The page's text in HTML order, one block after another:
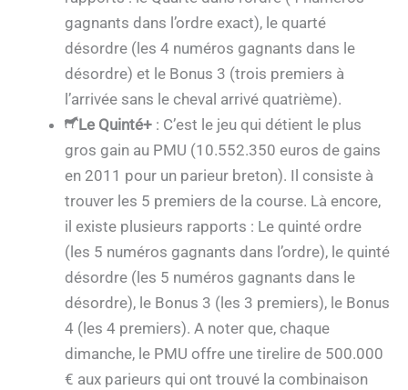
gagnants dans l’ordre exact), le quarté
désordre (les 4 numéros gagnants dans le
désordre) et le Bonus 3 (trois premiers à
l’arrivée sans le cheval arrivé quatrième).
Le Quinté+ : C’est le jeu qui détient le plus
gros gain au PMU (10.552.350 euros de gains
en 2011 pour un parieur breton). Il consiste à
trouver les 5 premiers de la course. Là encore,
il existe plusieurs rapports : Le quinté ordre
(les 5 numéros gagnants dans l’ordre), le quinté
désordre (les 5 numéros gagnants dans le
désordre), le Bonus 3 (les 3 premiers), le Bonus
4 (les 4 premiers). A noter que, chaque
dimanche, le PMU offre une tirelire de 500.000
€ aux parieurs qui ont trouvé la combinaison